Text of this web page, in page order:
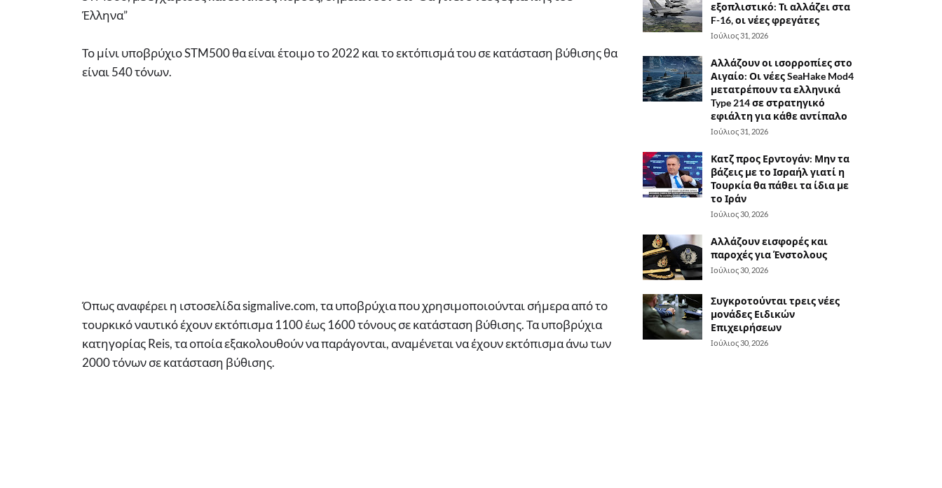
Έλληνα”
Το μίνι υποβρύχιο STM500 θα είναι έτοιμο το 2022 και το εκτόπισμά του σε κατάσταση βύθισης θα
είναι 540 τόνων.
Όπως αναφέρει η ιστοσελίδα sigmalive.com, τα υποβρύχια που χρησιμοποιούνται σήμερα από το
τουρκικό ναυτικό έχουν εκτόπισμα 1100 έως 1600 τόνους σε κατάσταση βύθισης. Τα υποβρύχια
κατηγορίας Reis, τα οποία εξακολουθούν να παράγονται, αναμένεται να έχουν εκτόπισμα άνω των
2000 τόνων σε κατάσταση βύθισης.
εξοπλιστικό: Τι αλλάζει στα
F-16, οι νέες φρεγάτες
Ιούλιος 31, 2026
Αλλάζουν οι ισορροπίες στο
Αιγαίο: Οι νέες SeaHake Mod4
μετατρέπουν τα ελληνικά
Type 214 σε στρατηγικό
εφιάλτη για κάθε αντίπαλο
Ιούλιος 31, 2026
Κατζ προς Ερντογάν: Μην τα
βάζεις με το Ισραήλ γιατί η
Τουρκία θα πάθει τα ίδια με
το Ιράν
Ιούλιος 30, 2026
Αλλάζουν εισφορές και
παροχές για Ένστολους
Ιούλιος 30, 2026
Συγκροτούνται τρεις νέες
μονάδες Ειδικών
Επιχειρήσεων
Ιούλιος 30, 2026